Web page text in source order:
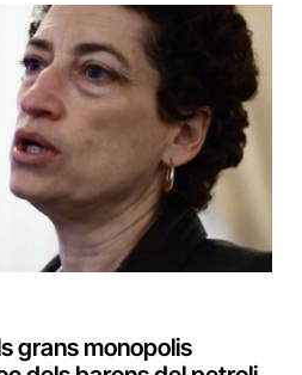
grans monopolis